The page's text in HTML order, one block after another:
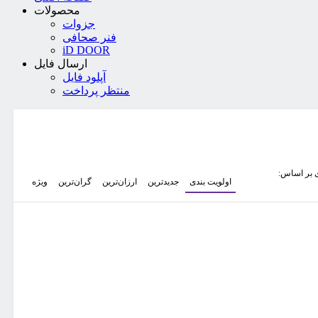
محصولات
جزوات
فنر صحافی
iD DOOR
ارسال فایل
آپلود فایل
منتظر پرداخت
بر اساس:
اولویت بندی
جدیدترین ارزان‌ترین گران‌ترین ویژه